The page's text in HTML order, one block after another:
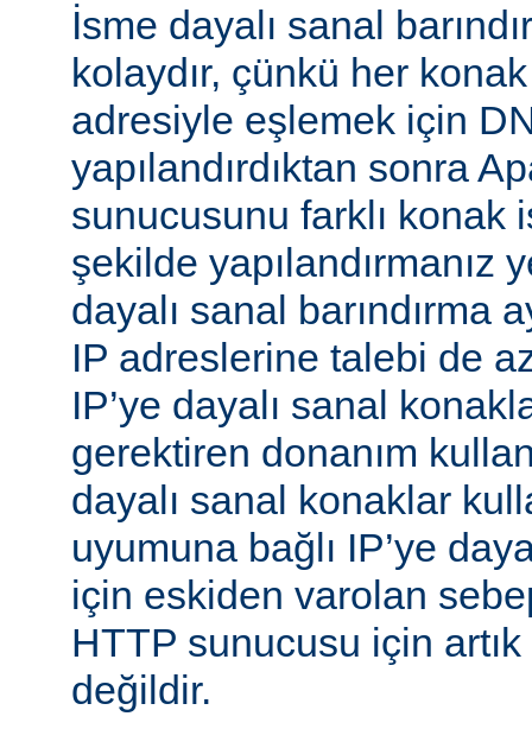
İsme dayalı sanal
kolaydır, çünkü her
adresiyle eşlemek için
yapılandırdıktan sonra
sunucusunu farklı konak
şekilde yapılandırmanız
dayalı sanal barındırma
IP adreslerine talebi de
IP’ye dayalı sanal
gerektiren donanım
dayalı sanal konaklar
uyumuna bağlı IP’ye
için eskiden varolan
HTTP sunucusu için
değildir.